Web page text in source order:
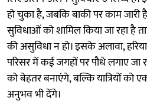
हो चुका है, जबकि बाकी पर काम
सुविधाओं को शामिल किया जा रहा है
की असुविधा न हो। इसके अलावा,
परिसर में कई जगहों पर पौधे लगाए जा
को बेहतर बनाएंगे, बल्कि यात्रियों
अनुभव भी देंगे।